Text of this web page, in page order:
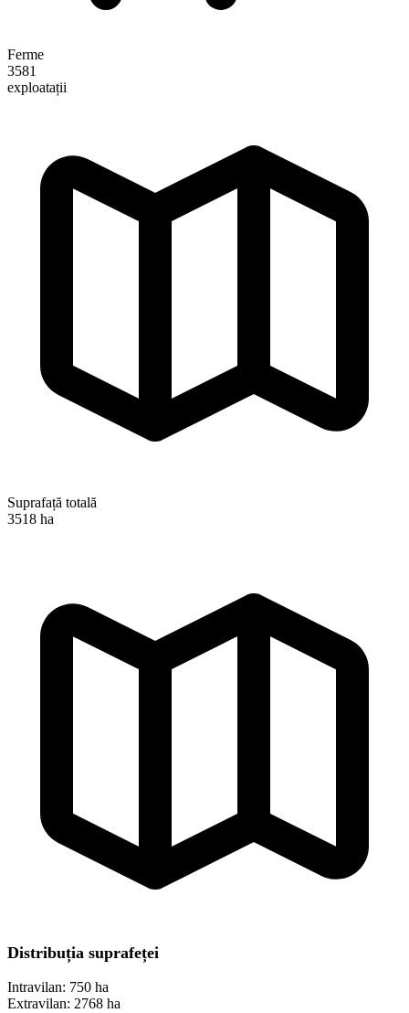
Ferme
3581
exploatații
Suprafață totală
3518 ha
Distribuția suprafeței
Intravilan: 750 ha
Extravilan: 2768 ha